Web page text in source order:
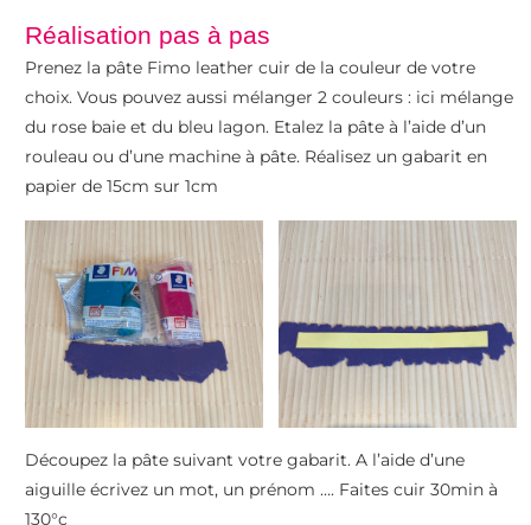
Réalisation pas à pas
Prenez la pâte Fimo leather cuir de la couleur de votre
choix. Vous pouvez aussi mélanger 2 couleurs : ici mélange
du rose baie et du bleu lagon. Etalez la pâte à l’aide d’un
rouleau ou d’une machine à pâte. Réalisez un gabarit en
papier de 15cm sur 1cm
Découpez la pâte suivant votre gabarit. A l’aide d’une
aiguille écrivez un mot, un prénom …. Faites cuir 30min à
130°c